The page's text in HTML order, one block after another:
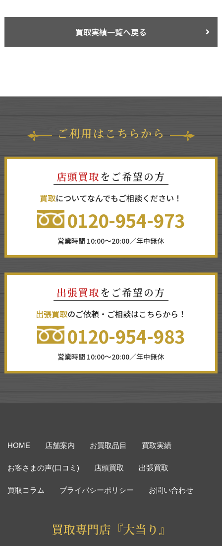
買取実績一覧へ戻る
ご利用はこちらから
店頭買取 をご希望の方
買取についてなんでもご相談ください！
0120-954-973
営業時間 10:00～20:00／年中無休
出張買取 をご希望の方
出張買取のご依頼・ご相談はこちらから！
0120-954-983
営業時間 10:00～20:00／年中無休
HOME 店舗案内 お買取品目 買取実績
お客さまの声(口コミ) 店頭買取 出張買取
買取コラム プライバシーポリシー お問い合わせ
買取専門店『大当り』